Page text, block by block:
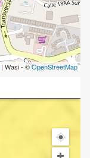
| Wasi - ©OpenStreetMap